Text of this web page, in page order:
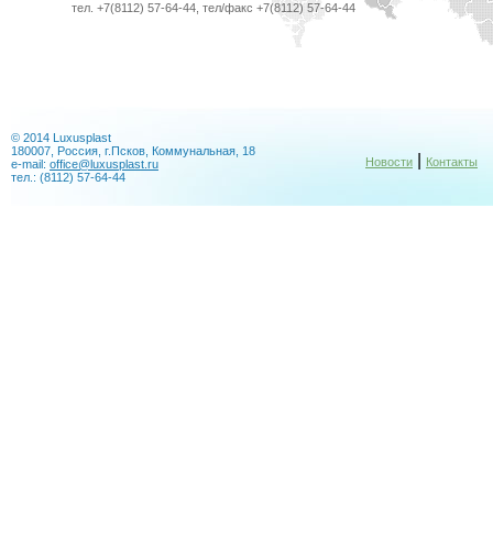
тел. +7(8112) 57-64-44, тел/факс +7(8112) 57-64-44
© 2014 Luxusplast
180007, Россия, г.Псков, Коммунальная, 18
e-mail: office@luxusplast.ru
тел.: (8112) 57-64-44
Новости Контакты